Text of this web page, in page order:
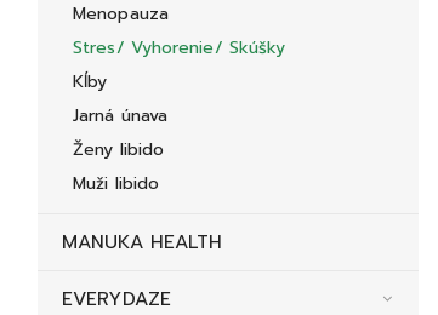
Menopauza
Stres/ Vyhorenie/ Skúšky
Kĺby
Jarná únava
Ženy libido
Muži libido
MANUKA HEALTH
EVERYDAZE